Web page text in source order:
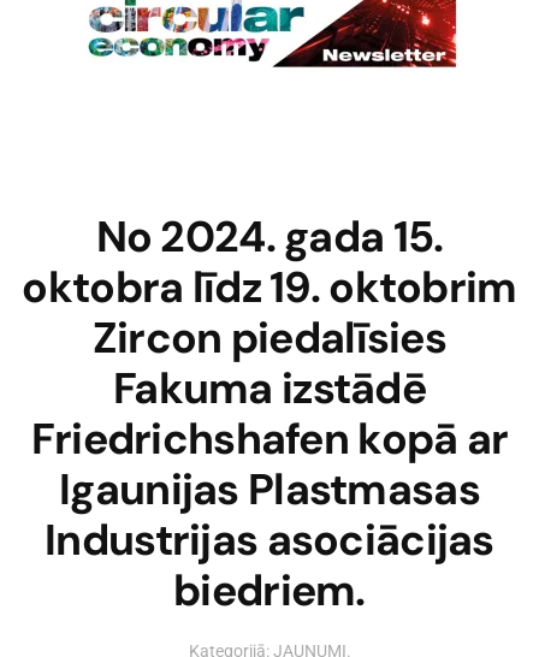
No 2024. gada 15.
oktobra līdz 19. oktobrim
Zircon piedalīsies
Fakuma izstādē
Friedrichshafen kopā ar
Igaunijas Plastmasas
Industrijas asociācijas
biedriem.
Kategorijā:JAUNUMI.